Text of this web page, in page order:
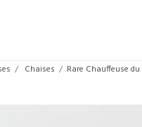
Chaises Rare Chauffeuse